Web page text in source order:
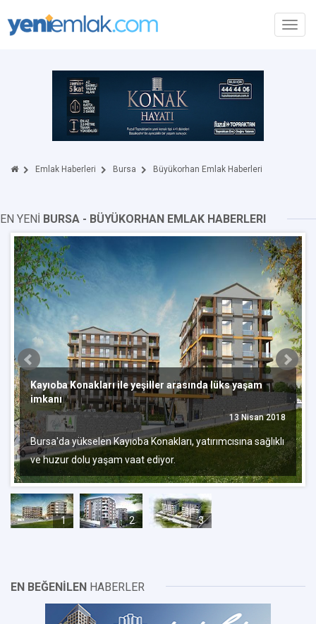
Emlak Haberleri Bursa Büyükorhan Emlak Haberleri
EN YENİ BURSA - BÜYÜKORHAN EMLAK HABERLERI
Kayıoba Konakları ile yeşiller arasında lüks yaşam
imkanı
13 Nisan 2018
Bursa'da yükselen Kayıoba Konakları, yatırımcısına sağlıklı
ve huzur dolu yaşam vaat ediyor.
1 2 3
EN BEĞENİLEN HABERLER